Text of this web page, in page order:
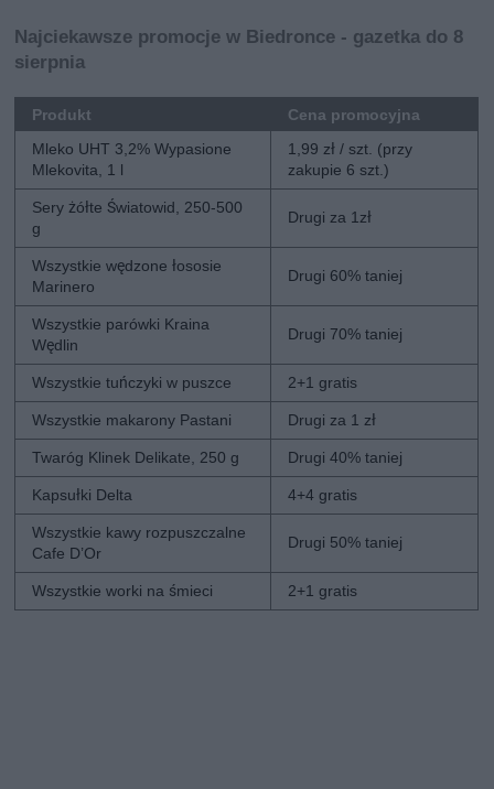
Najciekawsze promocje w Biedronce - gazetka do 8
sierpnia
Produkt
Cena promocyjna
Mleko UHT 3,2% Wypasione
Mlekovita, 1 l
1,99 zł / szt. (przy
zakupie 6 szt.)
Sery żółte Światowid, 250-500
g
Drugi za 1zł
Wszystkie wędzone łososie
Marinero
Drugi 60% taniej
Wszystkie parówki Kraina
Wędlin
Drugi 70% taniej
Wszystkie tuńczyki w puszce 2+1 gratis
Wszystkie makarony Pastani Drugi za 1 zł
Twaróg Klinek Delikate, 250 g Drugi 40% taniej
Kapsułki Delta 4+4 gratis
Wszystkie kawy rozpuszczalne
Cafe D’Or
Drugi 50% taniej
Wszystkie worki na śmieci 2+1 gratis